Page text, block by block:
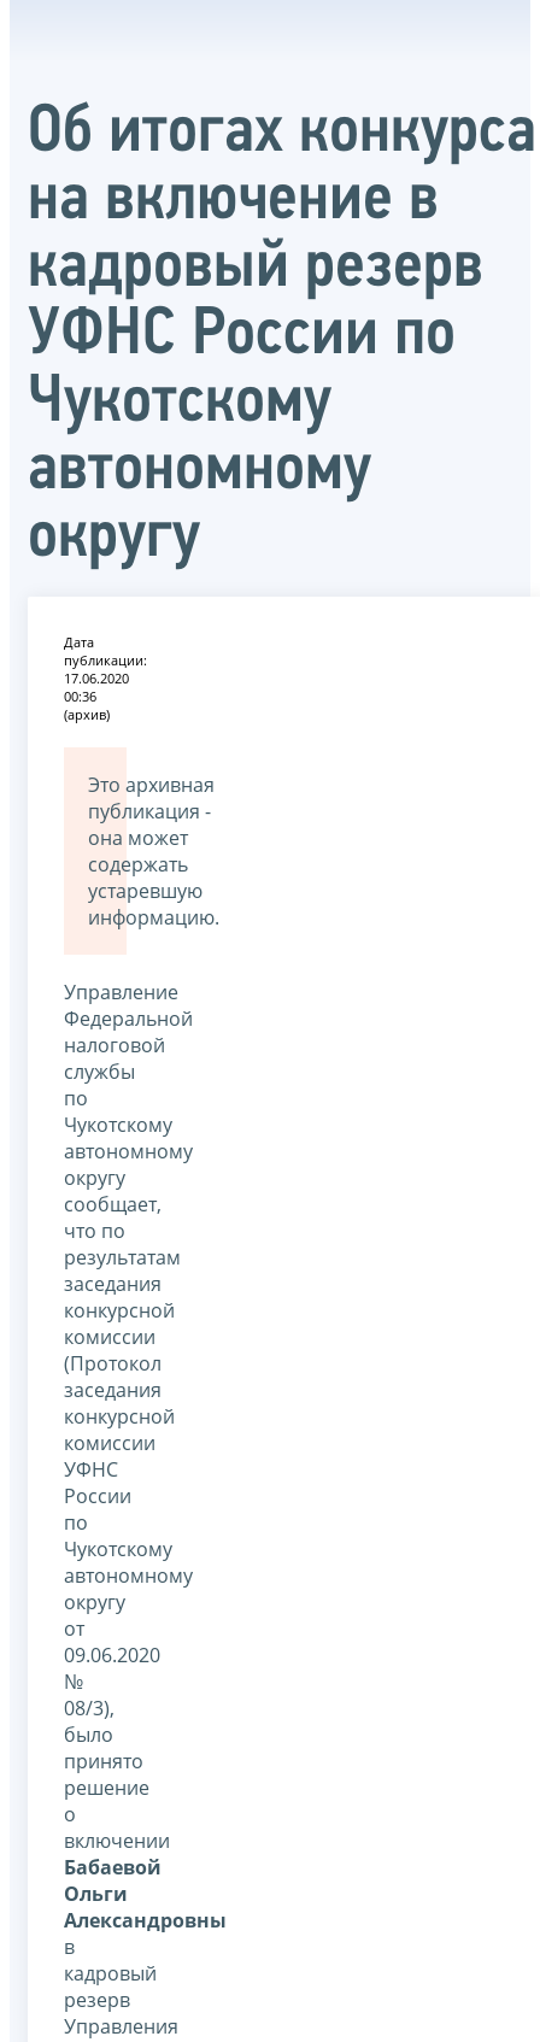
Об итогах конкурса
на включение в
кадровый резерв
УФНС России по
Чукотскому
автономному
округу
Дата
публикации:
17.06.2020
00:36
(архив)
Это архивная
публикация -
она может
содержать
устаревшую
информацию.
Управление
Федеральной
налоговой
службы
по
Чукотскому
автономному
округу
сообщает,
что по
результатам
заседания
конкурсной
комиссии
(Протокол
заседания
конкурсной
комиссии
УФНС
России
по
Чукотскому
автономному
округу
от
09.06.2020
№
08/3),
было
принято
решение
о
включении
Бабаевой
Ольги
Александровны
в
кадровый
резерв
Управления